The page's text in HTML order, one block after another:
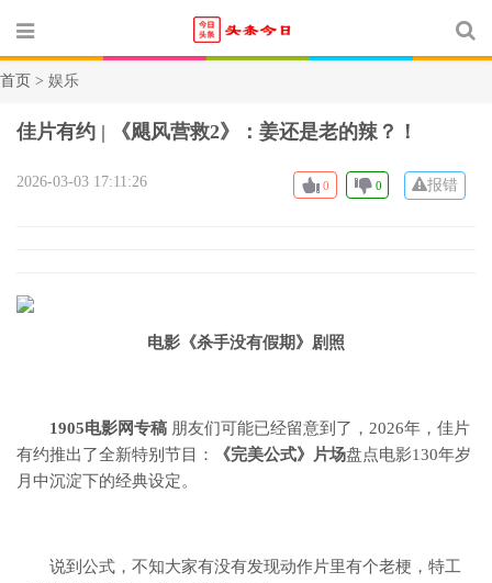
首页 > 娱乐
佳片有约 | 《飓风营救2》：姜还是老的辣？！
0 0 报错
2026-03-03 17:11:26
电影《杀手没有假期》剧照
1905电影网专稿 朋友们可能已经留意到了， 2026年，佳片
有约推出了全新特别节目：
《完美公式》片场盘点电影130年岁
月中沉淀下的经典设定。
说到公式， 不知大家有没有发现动作片里有个老梗， 特工